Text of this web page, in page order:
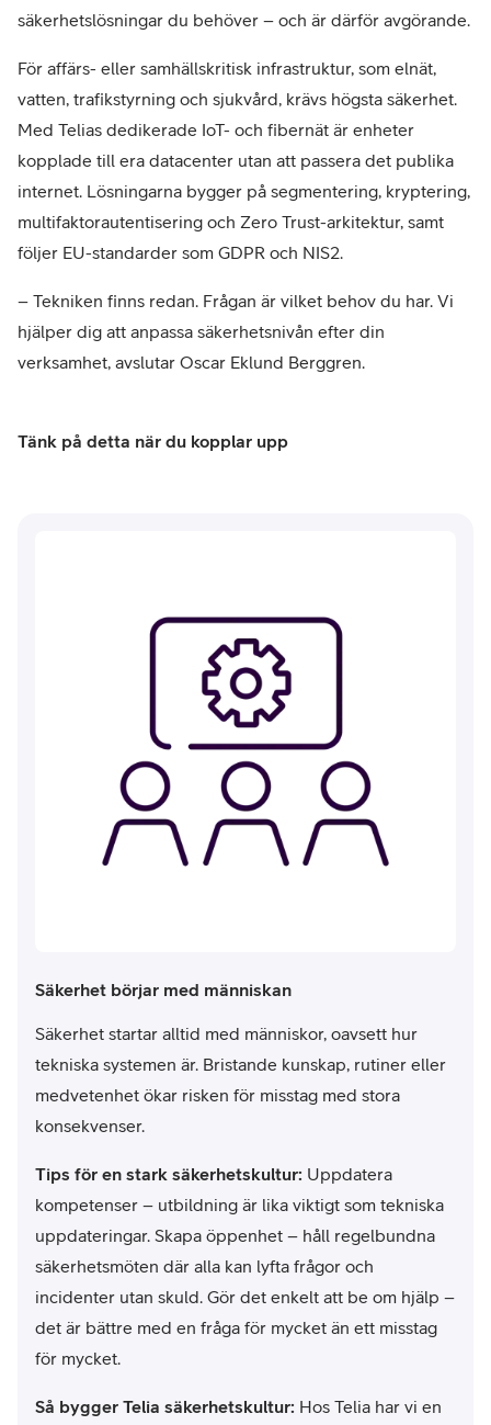
säkerhetslösningar du behöver – och är därför avgörande.
För affärs- eller samhällskritisk infrastruktur, som elnät,
vatten, trafikstyrning och sjukvård, krävs högsta säkerhet.
Med Telias dedikerade IoT- och fibernät är enheter
kopplade till era datacenter utan att passera det publika
internet. Lösningarna bygger på segmentering, kryptering,
multifaktorautentisering och Zero Trust-arkitektur, samt
följer EU-standarder som GDPR och NIS2.
– Tekniken finns redan. Frågan är vilket behov du har. Vi
hjälper dig att anpassa säkerhetsnivån efter din
verksamhet, avslutar Oscar Eklund Berggren.
Tänk på detta när du kopplar upp
Säkerhet börjar med människan
Säkerhet startar alltid med människor, oavsett hur
tekniska systemen är. Bristande kunskap, rutiner eller
medvetenhet ökar risken för misstag med stora
konsekvenser.
Tips för en stark säkerhetskultur: Uppdatera
kompetenser – utbildning är lika viktigt som tekniska
uppdateringar. Skapa öppenhet – håll regelbundna
säkerhetsmöten där alla kan lyfta frågor och
incidenter utan skuld. Gör det enkelt att be om hjälp –
det är bättre med en fråga för mycket än ett misstag
för mycket.
Så bygger Telia säkerhetskultur: Hos Telia har vi en